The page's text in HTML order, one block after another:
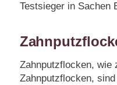
Testsieger in Sachen
Zahnputzflocken, wie
Zahnputzflocken,